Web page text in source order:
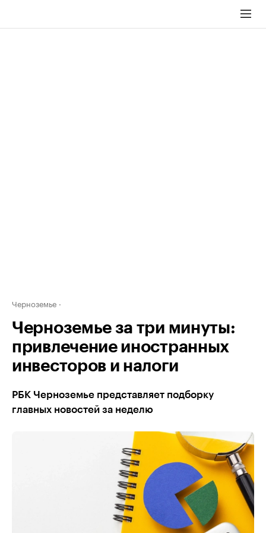
Черноземье
Черноземье за три минуты:
привлечение иностранных
инвесторов и налоги
РБК Черноземье представляет подборку
главных новостей за неделю